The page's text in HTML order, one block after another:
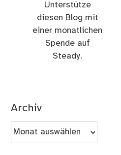
Unterstütze
diesen Blog mit
einer monatlichen
Spende auf
Steady.
Archiv
Archiv